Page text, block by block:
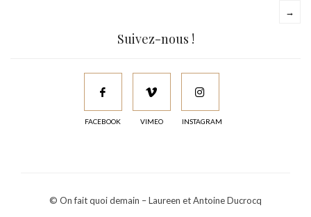
→
Suivez-nous !
FACEBOOK VIMEO INSTAGRAM
© On fait quoi demain – Laureen et Antoine Ducrocq